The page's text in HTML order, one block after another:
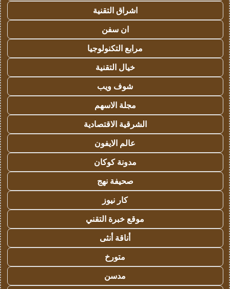
اشراق التقنية
ان سفن
مرابع التكنولوجيا
خيال التقنية
شوف ويب
مجلة الاسهم
الشرقية الاقتصادية
عالم الايفون
مدونة كوكان
صحيفة نهج
كار نيوز
موقع خبرة التقني
أناقة أنثى
متورخ
مدسن